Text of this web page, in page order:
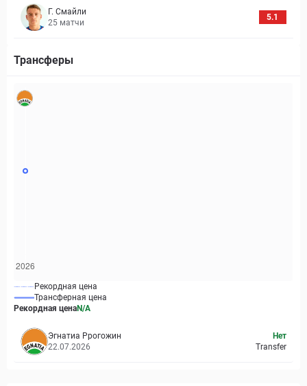
Г. Смайли
25 матчи
5.1
Трансферы
Рекордная цена
Трансферная цена
Рекордная ценаN/A
Эгнатиа Ррогожин
22.07.2026
Нет
Transfer